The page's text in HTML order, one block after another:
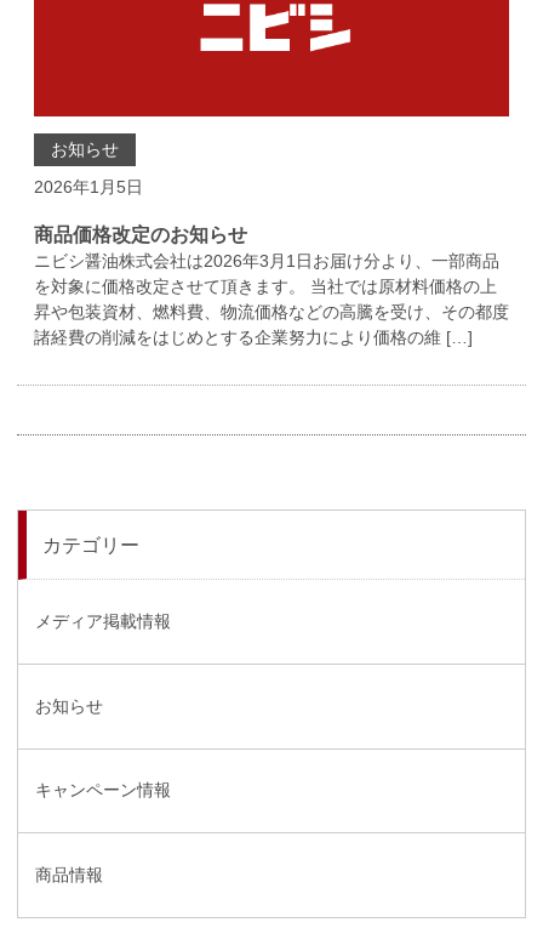
お知らせ
2026年1月5日
商品価格改定のお知らせ
ニビシ醤油株式会社は2026年3月1日お届け分より、一部商品
を対象に価格改定させて頂きます。 当社では原材料価格の上
昇や包装資材、燃料費、物流価格などの高騰を受け、その都度
諸経費の削減をはじめとする企業努力により価格の維 […]
カテゴリー
メディア掲載情報
お知らせ
キャンペーン情報
商品情報